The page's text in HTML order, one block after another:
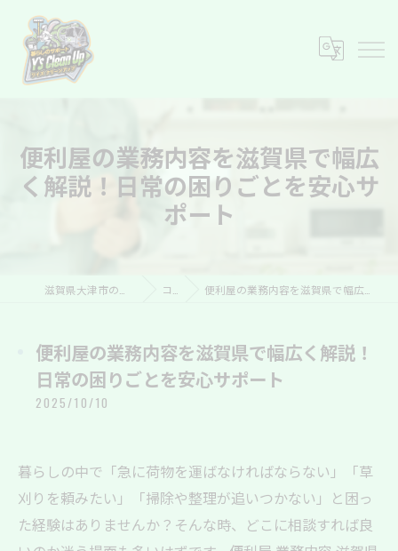
便利屋の業務内容を滋賀県で幅広
く解説！日常の困りごとを安心サ
ポート
コラム 便利屋の業務内容を滋賀県で幅広く解説！日常の困りごとを安心サポート
便利屋の業務内容を滋賀県で幅広く解説！
日常の困りごとを安心サポート
2025/10/10
暮らしの中で「急に荷物を運ばなければならない」「草
刈りを頼みたい」「掃除や整理が追いつかない」と困っ
た経験はありませんか？そんな時、どこに相談すれば良